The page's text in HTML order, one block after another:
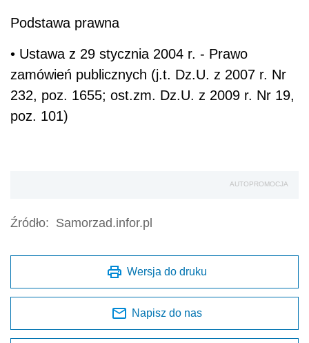
Podstawa prawna
• Ustawa z 29 stycznia 2004 r. - Prawo
zamówień publicznych (j.t. Dz.U. z 2007 r. Nr
232, poz. 1655; ost.zm. Dz.U. z 2009 r. Nr 19,
poz. 101)
AUTOPROMOCJA
Źródło: Samorzad.infor.pl
Wersja do druku
Napisz do nas